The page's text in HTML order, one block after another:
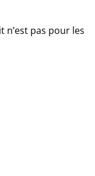
n’est pas pour les